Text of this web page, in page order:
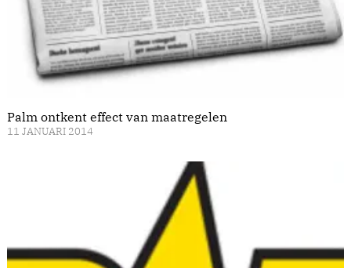
Palm ontkent effect van maatregelen
11 JANUARI 2014